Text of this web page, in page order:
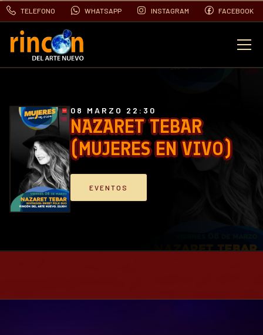
TELEFONO WHATSAPP INSTAGRAM FACEBOOK
NAZARET TEBAR
(MUJERES EN VIVO)
08 MARZO 22:30
EVENTOS
EVENTOS
VIDEOS